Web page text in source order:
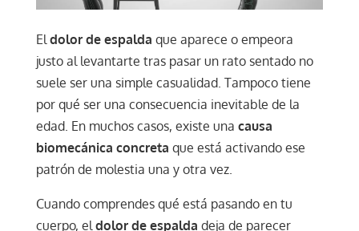
El dolor de espalda que aparece o empeora
justo al levantarte tras pasar un rato sentado no
suele ser una simple casualidad. Tampoco tiene
por qué ser una consecuencia inevitable de la
edad. En muchos casos, existe una causa
biomecánica concreta que está activando ese
patrón de molestia una y otra vez.
Cuando comprendes qué está pasando en tu
cuerpo, el dolor de espalda deja de parecer